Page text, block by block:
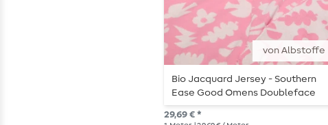
von Albstoffe
Bio Jacquard Jersey - Southern
Ease Good Omens Doubleface
Rosa
29,69 € *